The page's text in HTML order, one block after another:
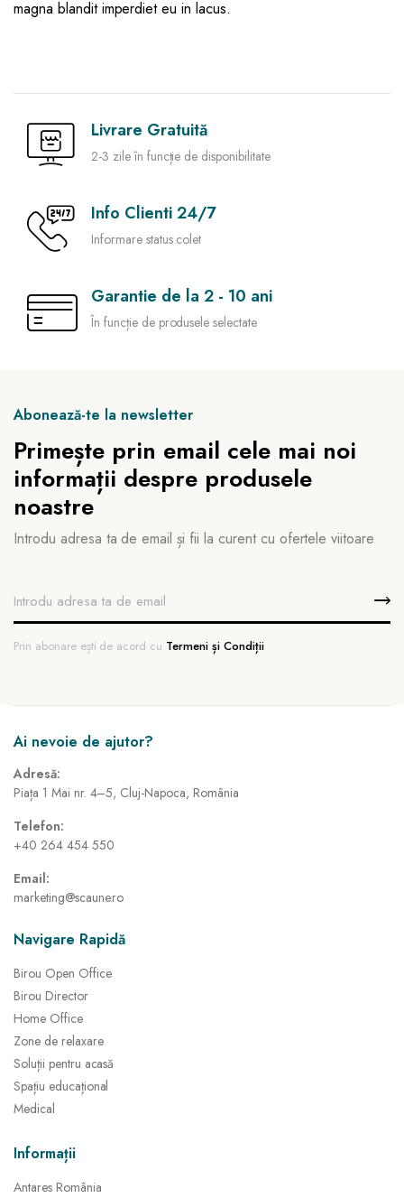
magna blandit imperdiet eu in lacus.
Livrare Gratuită
2-3 zile în funcție de disponibilitate
Info Clienti 24/7
Informare status colet
Garantie de la 2 - 10 ani
În funcție de produsele selectate
Abonează-te la newsletter
Primește prin email cele mai noi
informații despre produsele
noastre
Introdu adresa ta de email și fii la curent cu ofertele viitoare
Prin abonare ești de acord cu Termeni și Condiții
Ai nevoie de ajutor?
Adresă:
Piața 1 Mai nr. 4–5, Cluj-Napoca, România
Telefon:
+40 264 454 550
Email:
marketing@scaune.ro
Navigare Rapidă
Birou Open Office
Birou Director
Home Office
Zone de relaxare
Soluții pentru acasă
Spațiu educațional
Medical
Informații
Antares România